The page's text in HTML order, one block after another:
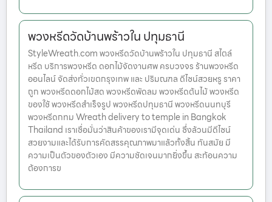
พวงหรีดวัดบ้านพร้าวใน ปทุมธานี
StyleWreath.com พวงหรีดวัดบ้านพร้าวใน ปทุมธานี สไตล์
หรีด บริการพวงหรีด ดอกไม้จัดงานศพ ครบวงจร ร้านพวงหรีด
ออนไลน์ จัดส่งทั่วเขตกรุงเทพ และ ปริมณฑล ดีไซน์สวยหรู ราคา
ถูก พวงหรีดดอกไม้สด พวงหรีดพัดลม พวงหรีดต้นไม้ พวงหรีด
ของใช้ พวงหรีดสำเร็จรูป พวงหรีดปทุมธานี พวงหรีดนนทบุรี
พวงหรีดกทม Wreath delivery to temple in Bangkok
Thailand เราเชื่อมั่นว่าสินค้าของเรามีจุดเด่น ซึ่งล้วนมีดีไซน์
สวยงามและได้รับการคัดสรรคุณภาพมาแล้วทั้งสิ้น ทันสมัย มี
ความเป็นตัวของตัวเอง มีความชัดเจนมากยิ่งขึ้น สะท้อนความ
ต้องการข